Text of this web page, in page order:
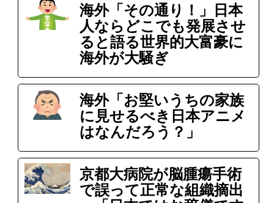
海外「その通り！」日本
人ならどこでも発展させ
ると語る世界的大富豪に
海外が大騒ぎ
海外「お堅いうちの家族
に見せるべき日本アニメ
はなんだろう？」
京都大病院が脳腫瘍手術
で誤って正常な組織摘出